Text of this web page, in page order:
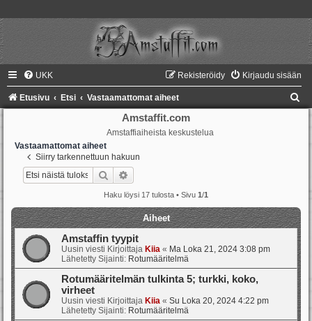
UKK Kirjaudu sisään
Rekisteröidy
Etusivu Etsi Vastaamattomat aiheet
Amstaffit.com
Amstaffiaiheista keskustelua
Vastaamattomat aiheet
Siirry tarkennettuun hakuun
Etsi
Haku löysi 17 tulosta • Sivu 1/1
Aiheet
Amstaffin tyypit
Uusin viesti Kirjoittaja Kiia « Ma Loka 21, 2024 3:08 pm
Lähetetty Sijainti: Rotumääritelmä
Rotumääritelmän tulkinta 5; turkki, koko,
virheet
Uusin viesti Kirjoittaja Kiia « Su Loka 20, 2024 4:22 pm
Lähetetty Sijainti: Rotumääritelmä